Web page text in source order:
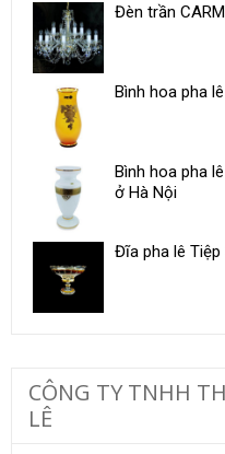
Đèn trần
Bình hoa pha
Bình hoa pha
ở Hà Nội
Đĩa pha lê
CÔNG TY TNHH
LÊ